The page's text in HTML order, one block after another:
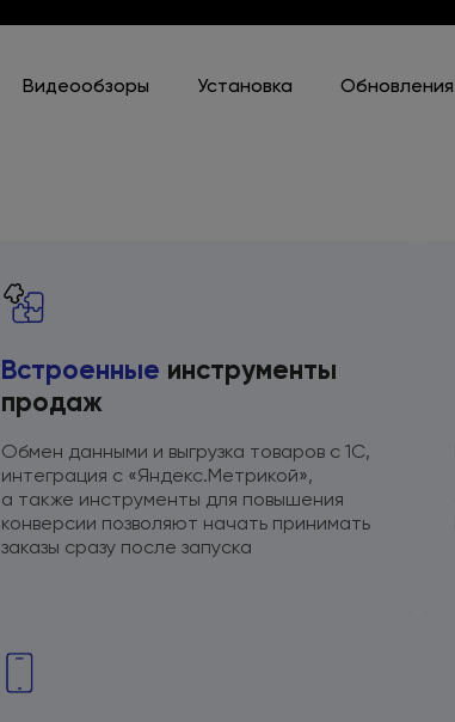
Видеообзоры Установка Обновления
Встроенные инструменты
продаж
Обмен данными и выгрузка товаров с 1С,
интеграция с «Яндекс.Метрикой»,
а также инструменты для повышения
конверсии позволяют начать принимать
заказы сразу после запуска